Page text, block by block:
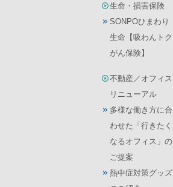
生命・損害保険
SONPOひまわり
生命【吸わんトク
がん保険】
不動産／オフィス
リニューアル
多様な働き方に合
わせた「行きたく
なるオフィス」の
ご提案
熱中症対策グッズ